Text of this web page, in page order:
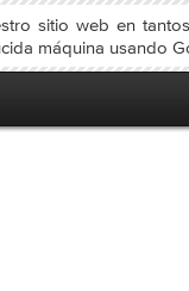
sitio web en
máquina usando